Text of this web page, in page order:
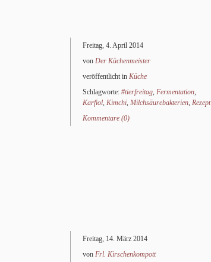
Freitag, 4. April 2014
von Der Küchenmeister
veröffentlicht in Küche
Schlagworte: #tierfreitag, Fermentation,
Karfiol, Kimchi, Milchsäurebakterien, Rezept
Kommentare (0)
Freitag, 14. März 2014
von Frl. Kirschenkompott